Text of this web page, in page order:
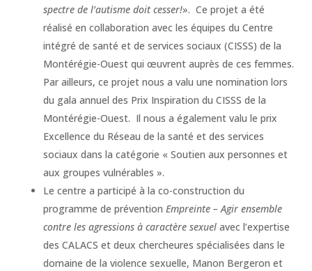
spectre de l’autisme doit cesser!». Ce projet a été
réalisé en collaboration avec les équipes du Centre
intégré de santé et de services sociaux (CISSS) de la
Montérégie-Ouest qui œuvrent auprès de ces femmes.
Par ailleurs, ce projet nous a valu une nomination lors
du gala annuel des Prix Inspiration du CISSS de la
Montérégie-Ouest. Il nous a également valu le prix
Excellence du Réseau de la santé et des services
sociaux dans la catégorie « Soutien aux personnes et
aux groupes vulnérables ».
Le centre a participé à la co-construction du
programme de préventionEmpreinte – Agir ensemble
contre les agressions à caractère sexuel avec l’expertise
des CALACS et deux chercheures spécialisées dans le
domaine de la violence sexuelle, Manon Bergeron et